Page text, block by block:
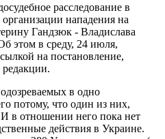
расследование в
нападения на
Гандзюк - Владислава
этом в среду, 24 июля,
на постановление,
редакции.
в одно
потому, что один из них,
в отношении него пока нет
действия в Украине.